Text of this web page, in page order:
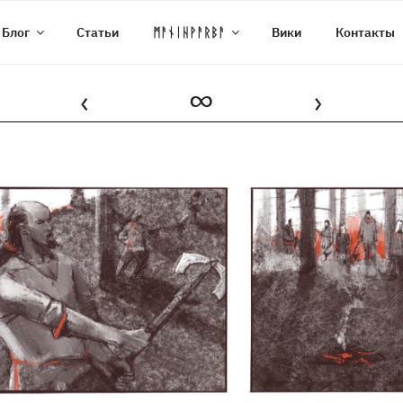
Блог Статьи ᛗᚨᚾᛁᚺᚹᚨᚱᛒᚨ Вики Контакты
‹ ∞ ›